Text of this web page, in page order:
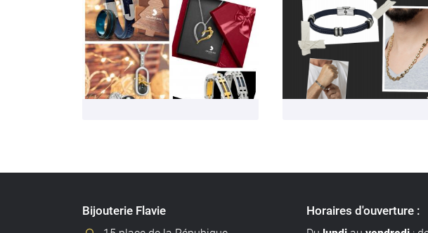
Bijouterie Flavie
Horaires d'ouverture :